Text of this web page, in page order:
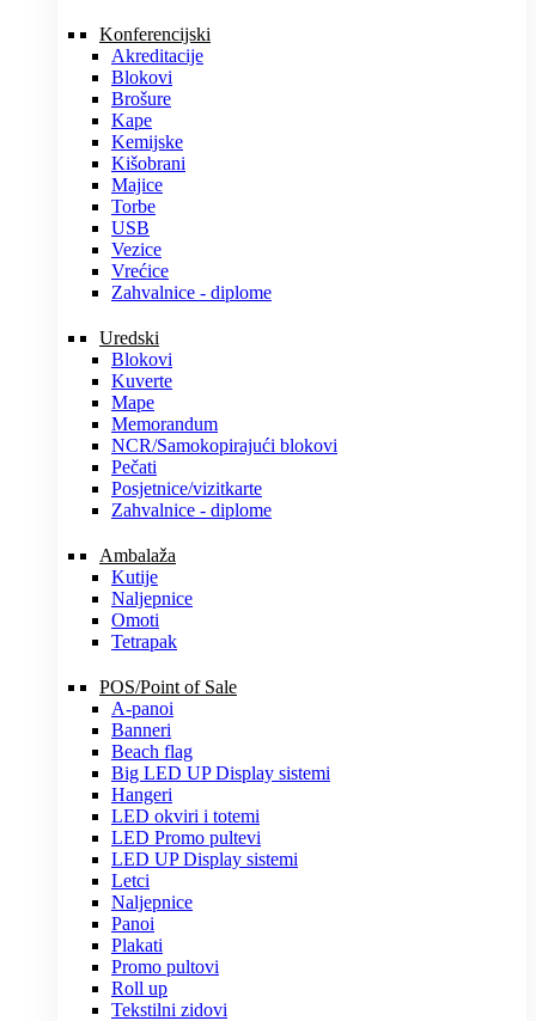
Konferencijski
Akreditacije
Blokovi
Brošure
Kape
Kemijske
Kišobrani
Majice
Torbe
USB
Vezice
Vrećice
Zahvalnice - diplome
Uredski
Blokovi
Kuverte
Mape
Memorandum
NCR/Samokopirajući blokovi
Pečati
Posjetnice/vizitkarte
Zahvalnice - diplome
Ambalaža
Kutije
Naljepnice
Omoti
Tetrapak
POS/Point of Sale
A-panoi
Banneri
Beach flag
Big LED UP Display sistemi
Hangeri
LED okviri i totemi
LED Promo pultevi
LED UP Display sistemi
Letci
Naljepnice
Panoi
Plakati
Promo pultovi
Roll up
Tekstilni zidovi